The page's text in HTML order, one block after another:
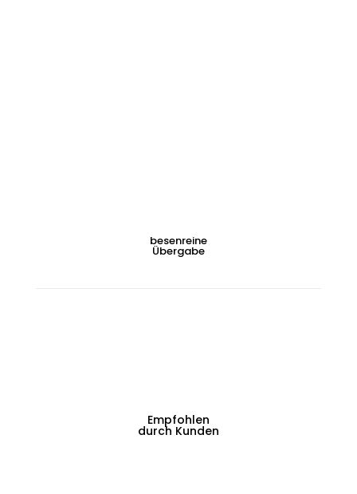
besenreine
Übergabe
Empfohlen
durch Kunden